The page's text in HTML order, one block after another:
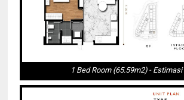
1 Bed Room (65.59m2) -